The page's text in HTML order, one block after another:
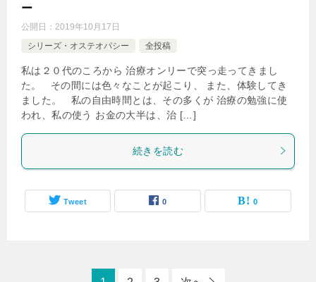
ー
公開日： 2019年10月17日
シリーズ・オステオパシー
全投稿
私は２０代のころから 治療オンリーで突っ走ってきまし
た。 その間には色々なことが起こり、 また、体験してき
ました。 私の自由時間とは、その多くが 治療の勉強に使
われ、私の使う お金の大半は、治 […]
続きを読む
Tweet 0 0